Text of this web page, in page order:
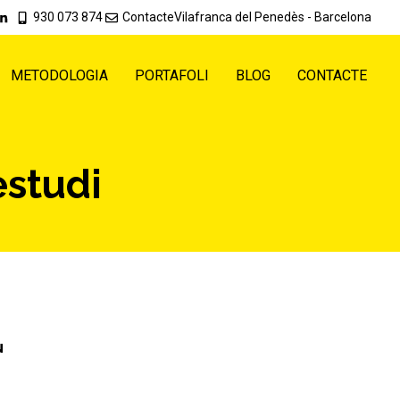
930 073 874 ContacteVilafranca del Penedès - Barcelona
METODOLOGIA PORTAFOLI BLOG CONTACTE